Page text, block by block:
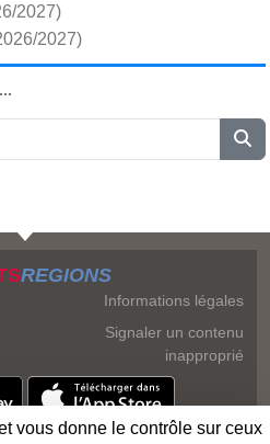
2027)
2027)
REGIONS
Informations légales
Signaler un contenu
inapproprié
vous donne le contrôle sur ceux